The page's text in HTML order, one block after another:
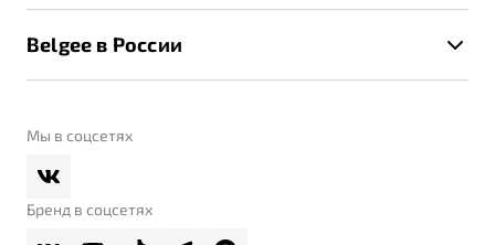
Калькулятор ТО
Помощь на дорогах
Belgee Линк
Реферальная программа
Контакты
Belgee в России
О дилерском центре
Правовая информация
Мы в соцсетях
Бренд в соцсетях